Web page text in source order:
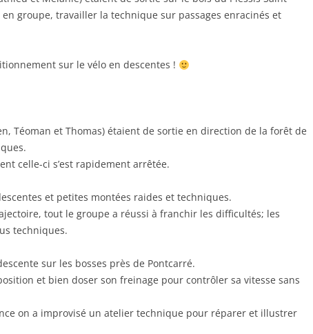
groupe, travailler la technique sur passages enracinés et
sur le vélo en descentes !
Téoman et Thomas) étaient de sortie en direction de la forêt de
celle-ci s’est rapidement arrêtée.
et petites montées raides et techniques.
tout le groupe a réussi à franchir les difficultés; les
techniques.
sur les bosses près de Pontcarré.
et bien doser son freinage pour contrôler sa vitesse sans
on a improvisé un atelier technique pour réparer et illustrer